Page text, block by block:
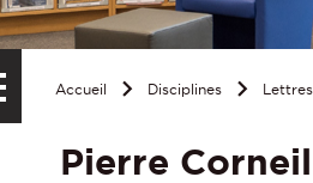
Accueil Disciplines Lettres
Pierre